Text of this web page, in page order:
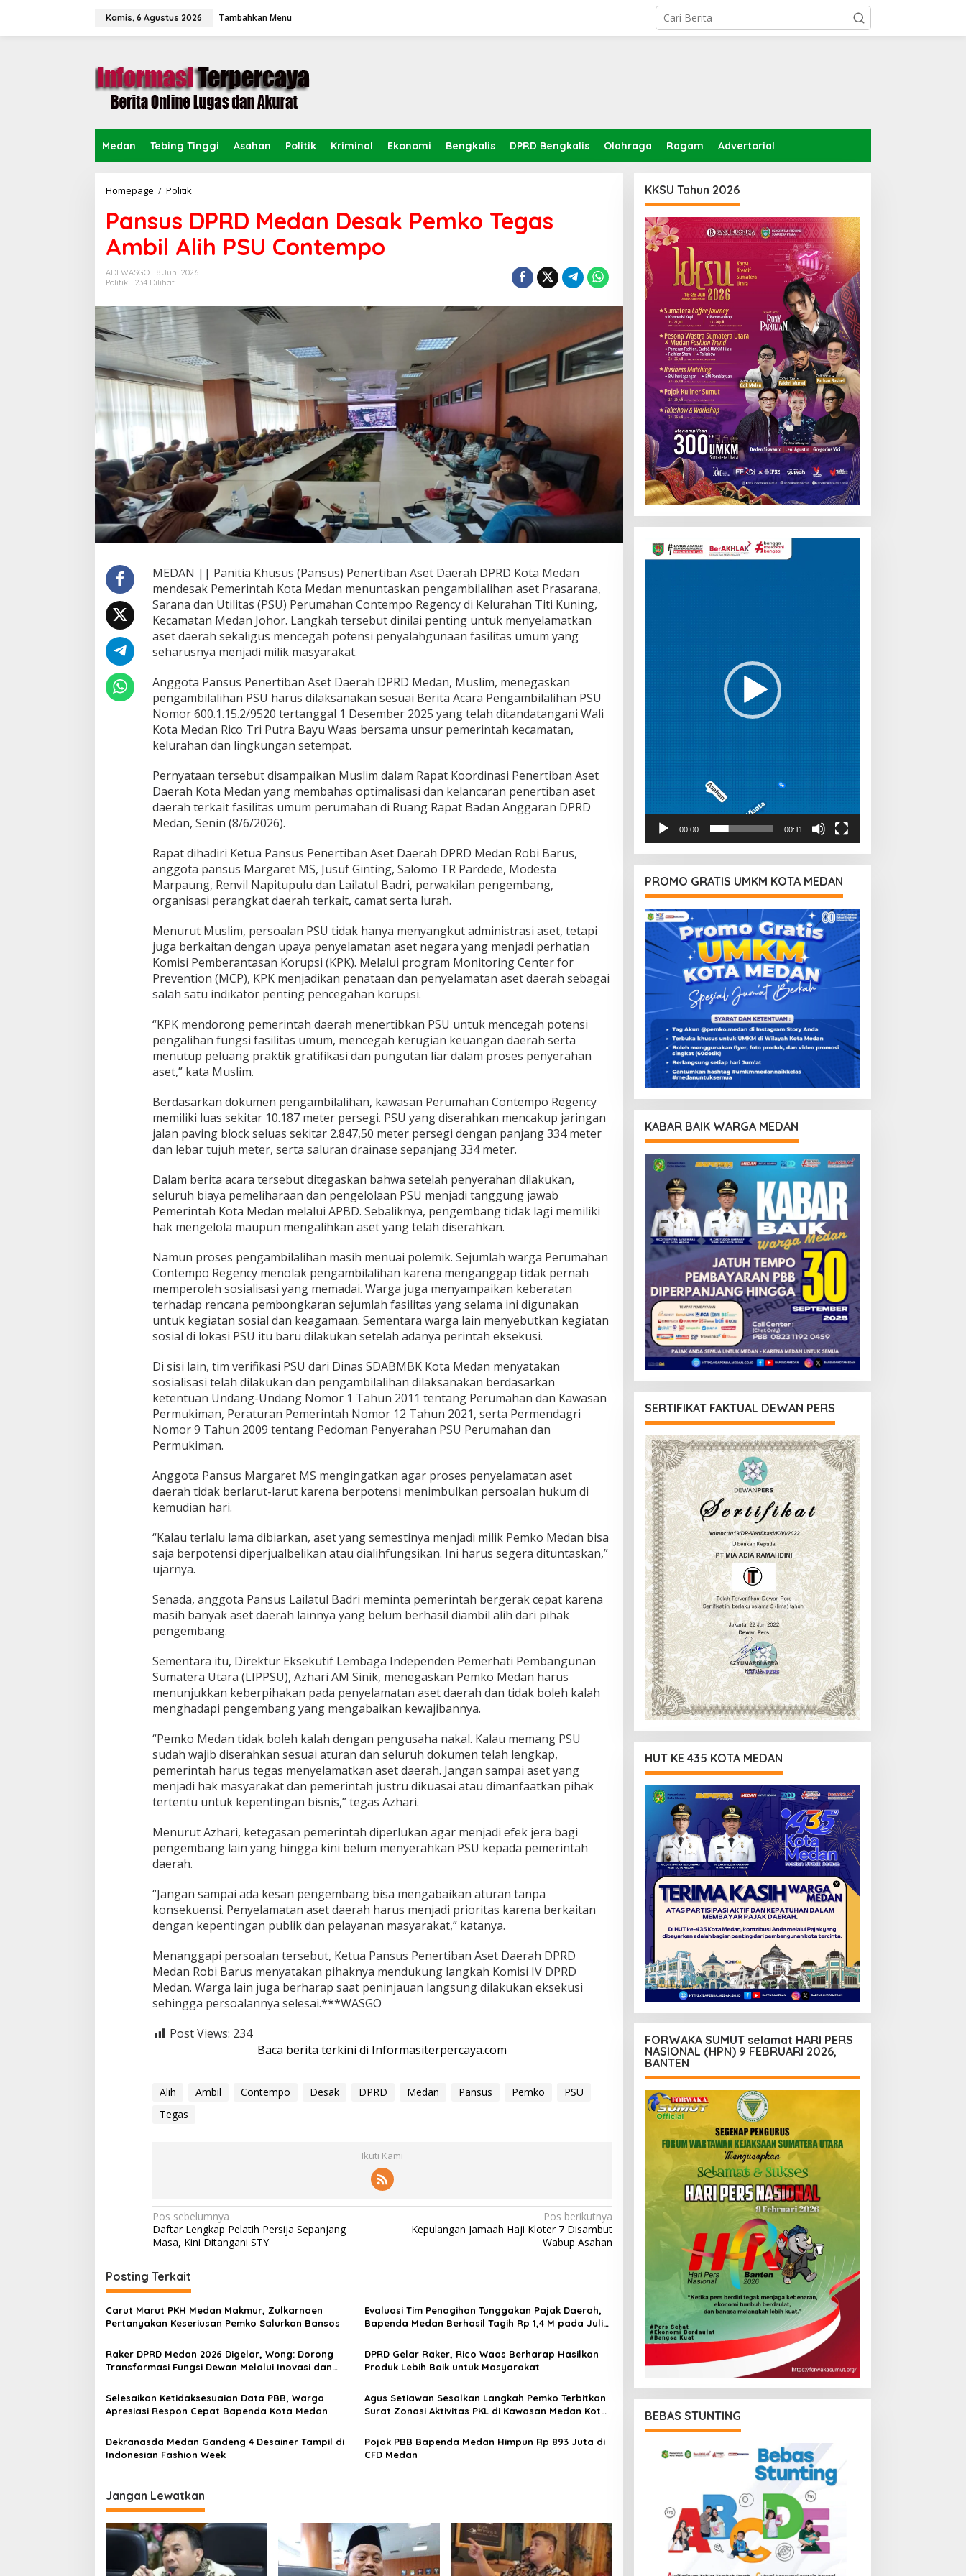
Kamis, 6 Agustus 2026 Tambahkan Menu
Medan Tebing Tinggi Asahan Politik Kriminal Ekonomi Bengkalis DPRD Bengkalis Olahraga Ragam Advertorial
Homepage / Politik
n
s
u
s
D
D
M
e
d
a
n
D
e
s
P
e
m
k
T
e
s
A
m
b
i
A
l
h
P
S
U
C
o
t
e
m
p
o
Pansus DPRD Medan Desak Pemko Tegas
Ambil Alih PSU Contempo
ADI WASGO
8 Juni 2026
Politik
234 Dilihat
MEDAN || Panitia Khusus (Pansus) Penertiban Aset Daerah DPRD Kota Medan
mendesak Pemerintah Kota Medan menuntaskan pengambilalihan aset Prasarana,
Sarana dan Utilitas (PSU) Perumahan Contempo Regency di Kelurahan Titi Kuning,
Kecamatan Medan Johor. Langkah tersebut dinilai penting untuk menyelamatkan
aset daerah sekaligus mencegah potensi penyalahgunaan fasilitas umum yang
seharusnya menjadi milik masyarakat.
Anggota Pansus Penertiban Aset Daerah DPRD Medan, Muslim, menegaskan
pengambilalihan PSU harus dilaksanakan sesuai Berita Acara Pengambilalihan PSU
Nomor 600.1.15.2/9520 tertanggal 1 Desember 2025 yang telah ditandatangani Wali
Kota Medan Rico Tri Putra Bayu Waas bersama unsur pemerintah kecamatan,
kelurahan dan lingkungan setempat.
Pernyataan tersebut disampaikan Muslim dalam Rapat Koordinasi Penertiban Aset
Daerah Kota Medan yang membahas optimalisasi dan kelancaran penertiban aset
daerah terkait fasilitas umum perumahan di Ruang Rapat Badan Anggaran DPRD
Medan, Senin (8/6/2026).
Rapat dihadiri Ketua Pansus Penertiban Aset Daerah DPRD Medan Robi Barus,
anggota pansus Margaret MS, Jusuf Ginting, Salomo TR Pardede, Modesta
Marpaung, Renvil Napitupulu dan Lailatul Badri, perwakilan pengembang,
organisasi perangkat daerah terkait, camat serta lurah.
Menurut Muslim, persoalan PSU tidak hanya menyangkut administrasi aset, tetapi
juga berkaitan dengan upaya penyelamatan aset negara yang menjadi perhatian
Komisi Pemberantasan Korupsi (KPK). Melalui program Monitoring Center for
Prevention (MCP), KPK menjadikan penataan dan penyelamatan aset daerah sebagai
salah satu indikator penting pencegahan korupsi.
“KPK mendorong pemerintah daerah menertibkan PSU untuk mencegah potensi
pengalihan fungsi fasilitas umum, mencegah kerugian keuangan daerah serta
menutup peluang praktik gratifikasi dan pungutan liar dalam proses penyerahan
aset,” kata Muslim.
Berdasarkan dokumen pengambilalihan, kawasan Perumahan Contempo Regency
memiliki luas sekitar 10.187 meter persegi. PSU yang diserahkan mencakup jaringan
jalan paving block seluas sekitar 2.847,50 meter persegi dengan panjang 334 meter
dan lebar tujuh meter, serta saluran drainase sepanjang 334 meter.
Dalam berita acara tersebut ditegaskan bahwa setelah penyerahan dilakukan,
seluruh biaya pemeliharaan dan pengelolaan PSU menjadi tanggung jawab
Pemerintah Kota Medan melalui APBD. Sebaliknya, pengembang tidak lagi memiliki
hak mengelola maupun mengalihkan aset yang telah diserahkan.
Namun proses pengambilalihan masih menuai polemik. Sejumlah warga Perumahan
Contempo Regency menolak pengambilalihan karena menganggap tidak pernah
memperoleh sosialisasi yang memadai. Warga juga menyampaikan keberatan
terhadap rencana pembongkaran sejumlah fasilitas yang selama ini digunakan
untuk kegiatan sosial dan keagamaan. Sementara warga lain menyebutkan kegiatan
sosial di lokasi PSU itu baru dilakukan setelah adanya perintah eksekusi.
Di sisi lain, tim verifikasi PSU dari Dinas SDABMBK Kota Medan menyatakan
sosialisasi telah dilakukan dan pengambilalihan dilaksanakan berdasarkan
ketentuan Undang-Undang Nomor 1 Tahun 2011 tentang Perumahan dan Kawasan
Permukiman, Peraturan Pemerintah Nomor 12 Tahun 2021, serta Permendagri
Nomor 9 Tahun 2009 tentang Pedoman Penyerahan PSU Perumahan dan
Permukiman.
Anggota Pansus Margaret MS mengingatkan agar proses penyelamatan aset
daerah tidak berlarut-larut karena berpotensi menimbulkan persoalan hukum di
kemudian hari.
“Kalau terlalu lama dibiarkan, aset yang semestinya menjadi milik Pemko Medan bisa
saja berpotensi diperjualbelikan atau dialihfungsikan. Ini harus segera dituntaskan,”
ujarnya.
Senada, anggota Pansus Lailatul Badri meminta pemerintah bergerak cepat karena
masih banyak aset daerah lainnya yang belum berhasil diambil alih dari pihak
pengembang.
Sementara itu, Direktur Eksekutif Lembaga Independen Pemerhati Pembangunan
Sumatera Utara (LIPPSU), Azhari AM Sinik, menegaskan Pemko Medan harus
menunjukkan keberpihakan pada penyelamatan aset daerah dan tidak boleh kalah
menghadapi pengembang yang mengabaikan kewajibannya.
“Pemko Medan tidak boleh kalah dengan pengusaha nakal. Kalau memang PSU
sudah wajib diserahkan sesuai aturan dan seluruh dokumen telah lengkap,
pemerintah harus tegas menyelamatkan aset daerah. Jangan sampai aset yang
menjadi hak masyarakat dan pemerintah justru dikuasai atau dimanfaatkan pihak
tertentu untuk kepentingan bisnis,” tegas Azhari.
Menurut Azhari, ketegasan pemerintah diperlukan agar menjadi efek jera bagi
pengembang lain yang hingga kini belum menyerahkan PSU kepada pemerintah
daerah.
“Jangan sampai ada kesan pengembang bisa mengabaikan aturan tanpa
konsekuensi. Penyelamatan aset daerah harus menjadi prioritas karena berkaitan
dengan kepentingan publik dan pelayanan masyarakat,” katanya.
Menanggapi persoalan tersebut, Ketua Pansus Penertiban Aset Daerah DPRD
Medan Robi Barus menyatakan pihaknya mendukung langkah Komisi IV DPRD
Medan. Warga lain juga berharap saat peninjauan langsung dilakukan eksekusi
sehingga persoalannya selesai.***WASGO
Post Views: 234
Baca berita terkini di Informasiterpercaya.com
Alih Ambil Contempo Desak DPRD Medan Pansus Pemko
PSU
Tegas
Ikuti Kami
N
a
i
g
a
i
o
s
Pos sebelumnya
Daftar Lengkap Pelatih Persija Sepanjang
Masa, Kini Ditangani STY
Pos berikutnya
Kepulangan Jamaah Haji Kloter 7 Disambut
Wabup Asahan
Posting Terkait
Carut Marut PKH Medan Makmur, Zulkarnaen
Pertanyakan Keseriusan Pemko Salurkan Bansos
Evaluasi Tim Penagihan Tunggakan Pajak Daerah,
Bapenda Medan Berhasil Tagih Rp 1,4 M pada Juli
Raker DPRD Medan 2026 Digelar, Wong: Dorong
Transformasi Fungsi Dewan Melalui Inovasi dan
DPRD Gelar Raker, Rico Waas Berharap Hasilkan
Produk Lebih Baik untuk Masyarakat
Selesaikan Ketidaksesuaian Data PBB, Warga
Apresiasi Respon Cepat Bapenda Kota Medan
Agus Setiawan Sesalkan Langkah Pemko Terbitkan
Surat Zonasi Aktivitas PKL di Kawasan Medan Kota
Dekranasda Medan Gandeng 4 Desainer Tampil di
Indonesian Fashion Week
Pojok PBB Bapenda Medan Himpun Rp 893 Juta di
CFD Medan
Jangan Lewatkan
KKSU Tahun 2026
Pemutar
Video
00:00 00:11
PROMO GRATIS UMKM KOTA MEDAN
KABAR BAIK WARGA MEDAN
SERTIFIKAT FAKTUAL DEWAN PERS
HUT KE 435 KOTA MEDAN
FORWAKA SUMUT selamat HARI PERS
NASIONAL (HPN) 9 FEBRUARI 2026,
BANTEN
BEBAS STUNTING